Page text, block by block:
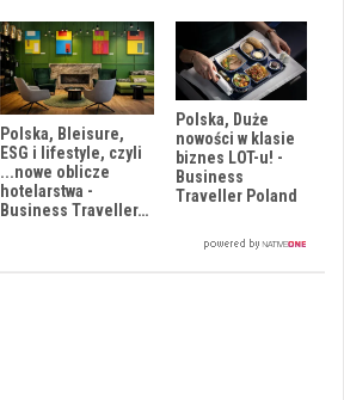
Polska, Bleisure,
ESG i lifestyle, czyli
...nowe oblicze
hotelarstwa -
Business Traveller…
Polska, Duże
nowości w klasie
biznes LOT-u! -
Business
Traveller Poland